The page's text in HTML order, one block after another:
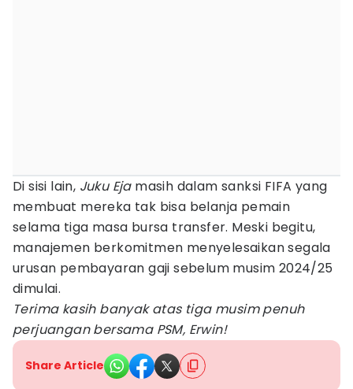
Di sisi lain, Juku Ejamasih dalam sanksi FIFA yang
membuat mereka tak bisa belanja pemain
selama tiga masa bursa transfer. Meski begitu,
manajemen berkomitmen menyelesaikan segala
urusan pembayaran gaji sebelum musim 2024/25
dimulai.
Terima kasih banyak atas tiga musim penuh
perjuangan bersama PSM, Erwin!
Share Article